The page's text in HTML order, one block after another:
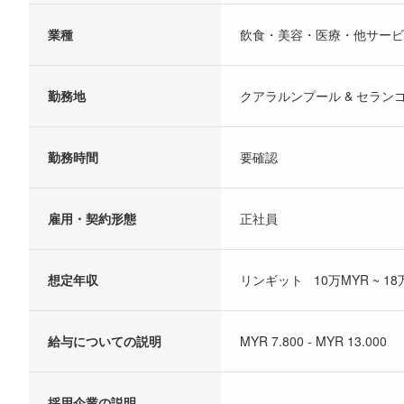
業種 飲食・美容・医療・他サー
勤務地 クアラルンプール & セラン
勤務時間 要確認
雇用・契約形態 正社員
想定年収 リンギット 10万MYR ~ 18
給与についての説明 MYR 7.800 - MYR 13.000